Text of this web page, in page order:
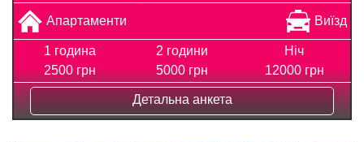
Апартаменти Виїзд
1 година
2500 грн
2 години
5000 грн
Ніч
12000 грн
Детальна анкета